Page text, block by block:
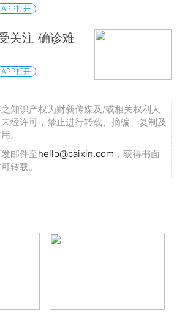
APP打开
关注 确诊难
APP打开
知识产权为财新传媒及/或相关权利人
经许可，禁止进行转载、摘编、复制及
。
邮件至hello@caixin.com ，获得书面
转载。